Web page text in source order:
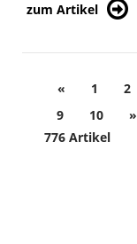
zum Artikel
« 1 2
9
10
»
776 Artikel